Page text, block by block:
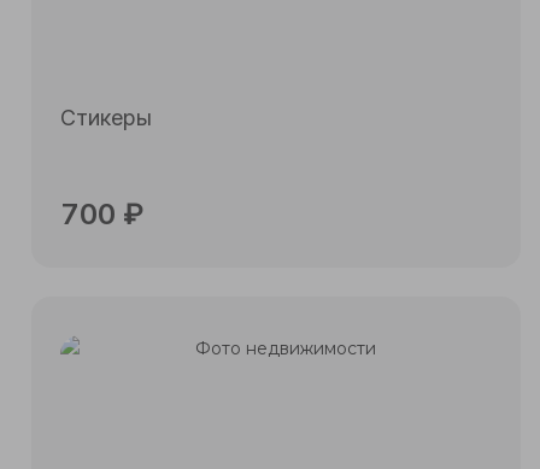
Стикеры
700 ₽